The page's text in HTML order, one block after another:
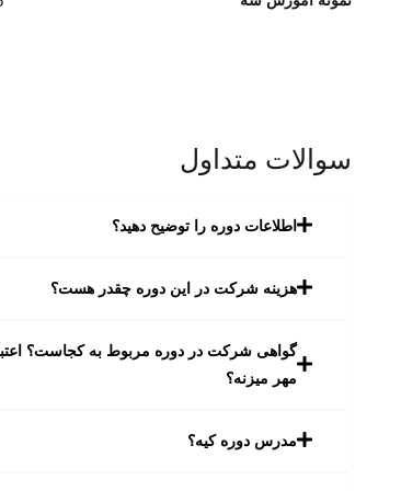
سوالات متداول
اطلاعات دوره را توضیح دهید؟
هزینه شرکت در این دوره چقدر هست؟
گواهی شرکت در دوره مربوط به کجاست؟
مهر میزنه؟
مدرس دوره کیه؟